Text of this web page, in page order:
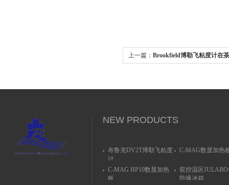
上一篇： Brookfield博勒飞粘度计在
NEW PRODUCTS
布鲁克DV2T博勒飞粘度
计
C-MAG数显加热
C-MAG HP10数显加热
板
双控温区
防爆冰箱